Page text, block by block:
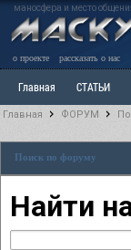
маносфера и место
о проекте рассказать о нас
Главная СТАТЬИ
Ветка: Расстаюсь или
РАЗДЕЛ: Разное
Главная ФОРУМ
Поиск по форуму
Найти